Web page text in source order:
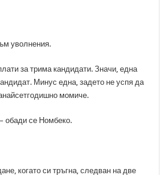
уволнения.
за трима кандидати. Значи, една
Минус една, задето не успя да
момиче.
обади се Номбеко.
когато си тръгна, следван на две